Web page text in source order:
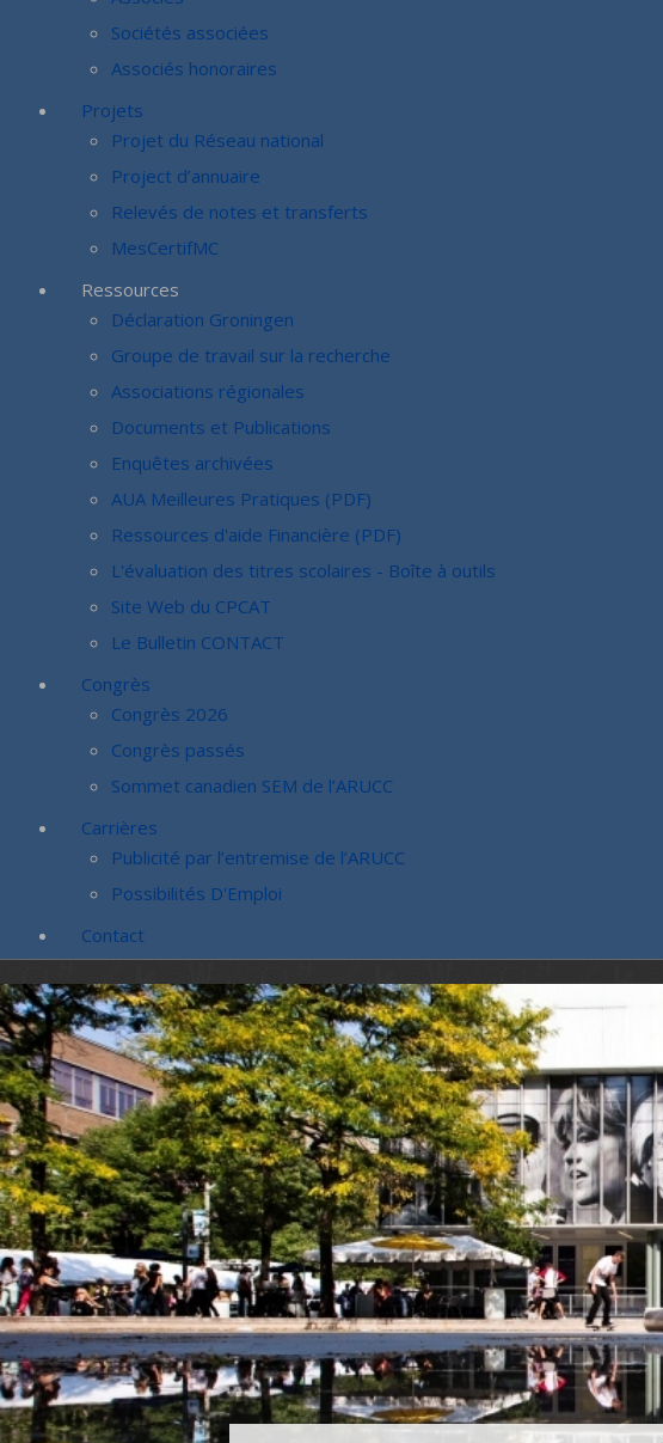
Sociétés associées
Associés honoraires
Projets
Projet du Réseau national
Project d’annuaire
Relevés de notes et transferts
MesCertifMC
Ressources
Déclaration Groningen
Groupe de travail sur la recherche
Associations régionales
Documents et Publications
Enquêtes archivées
AUA Meilleures Pratiques (PDF)
Ressources d'aide Financière (PDF)
L'évaluation des titres scolaires - Boîte à outils
Site Web du CPCAT
Le Bulletin CONTACT
Congrès
Congrès 2026
Congrès passés
Sommet canadien SEM de l’ARUCC
Carrières
Publicité par l’entremise de l’ARUCC
Possibilités D'Emploi
Contact